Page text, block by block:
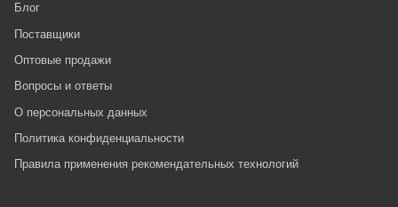
Блог
Поставщики
Оптовые продажи
Вопросы и ответы
О персональных данных
Политика конфиденциальности
Правила применения рекомендательных технологий